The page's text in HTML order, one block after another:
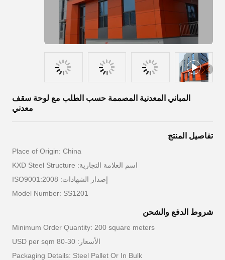
المباني المعدنية المصممة حسب الطلب مع لوحة سقف
معدني
تفاصيل المنتج
Place of Origin: China
اسم العلامة التجارية: KXD Steel Structure
إصدار الشهادات: ISO9001:2008
Model Number: SS1201
شروط الدفع والشحن
Minimum Order Quantity: 200 square meters
الأسعار: 30-80 USD per sqm
Packaging Details: Steel Pallet Or In Bulk